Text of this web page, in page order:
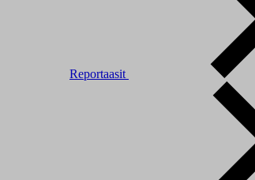
Reportaasit